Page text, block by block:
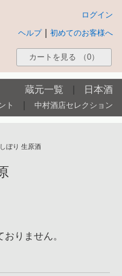
ログイン
初めてのお客様へ
ヘルプ
カートを見る （0）
蔵元一覧 日本酒
ト 中村酒店セレクション
ぼり 生原酒
りません。